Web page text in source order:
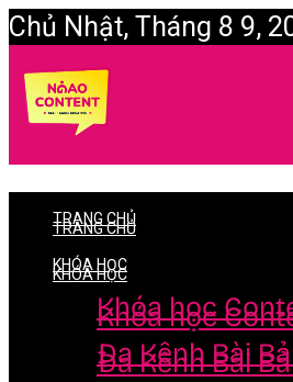
Chủ Nhật, Tháng 8 9,
Login
TRANG CHỦ
KHÓA HỌC
Khóa học
Đa Kênh Bài
TRANG CHỦ
KHÓA HỌC
Khóa học
Đa Kênh Bài